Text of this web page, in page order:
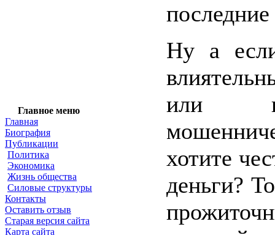
Главное меню
Главная
Биография
Публикации
Политика
Экономика
Жизнь общества
Силовые структуры
Контакты
Оставить отзыв
Старая версия сайта
Карта сайта
последние
Ну а
или
хотите
деньги?